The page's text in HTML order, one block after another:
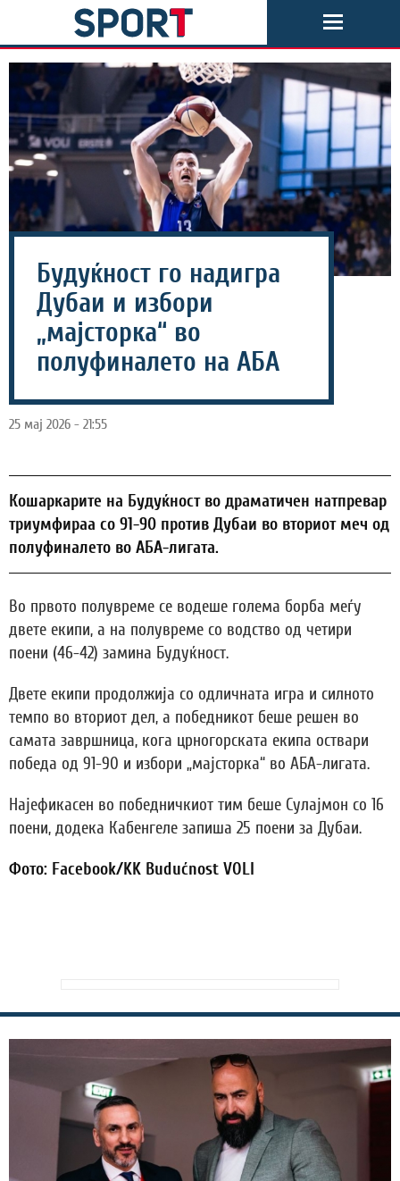
Будуќност го надигра
Дубаи и избори
„мајсторка“ во
полуфиналето на АБА
25 мај 2026 - 21:55
Кошаркарите на Будуќност во драматичен натпревар
триумфираа со 91-90 против Дубаи во вториот меч од
полуфиналето во АБА-лигата.
Во првото полувреме се водеше голема борба меѓу
двете екипи, а на полувреме со водство од четири
поени (46-42) замина Будуќност.
Двете екипи продолжија со одличната игра и силното
темпо во вториот дел, а победникот беше решен во
самата завршница, кога црногорската екипа оствари
победа од 91-90 и избори „мајсторка“ во АБА-лигата.
Најефикасен во победничкиот тим беше Сулајмон со 16
поени, додека Кабенгеле запиша 25 поени за Дубаи.
Фото: Facebook/KK Budućnost VOLI